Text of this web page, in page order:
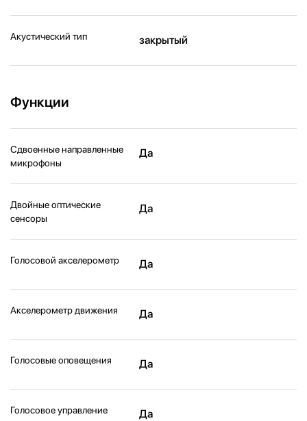
Акустический тип закрытый
Функции
Сдвоенные направленные
микрофоны
Да
Двойные оптические
сенсоры
Да
Голосовой акселерометр Да
Акселерометр движения Да
Голосовые оповещения Да
Голосовое управление Да